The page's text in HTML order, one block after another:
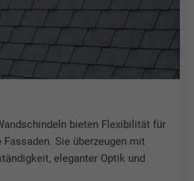
bieten Flexibilität für
Sie überzeugen mit
eleganter Optik und